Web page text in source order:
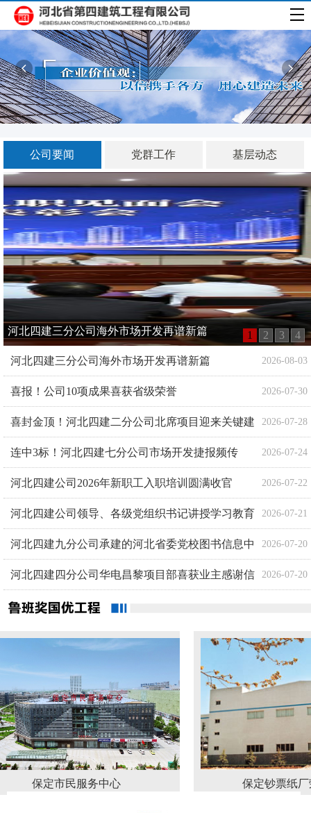
公司要闻 党群工作 基层动态
河北四建三分公司海外市场开发再谱新篇 1 2 3 4
2026-08-03
河北四建三分公司海外市场开发再谱新篇
2026-07-30
喜报！公司10项成果喜获省级荣誉
2026-07-28
喜封金顶！河北四建二分公司北席项目迎来关键建
设节点 2026-07-24
连中3标！河北四建七分公司市场开发捷报频传
2026-07-22
河北四建公司2026年新职工入职培训圆满收官
2026-07-21
河北四建公司领导、各级党组织书记讲授学习教育
专题党课 2026-07-20
河北四建九分公司承建的河北省委党校图书信息中
心项目荣获2026年度河北省建设科技进步三等奖 2026-07-20
河北四建四分公司华电昌黎项目部喜获业主感谢信
保定市民服务中心 保定钞票纸厂荣